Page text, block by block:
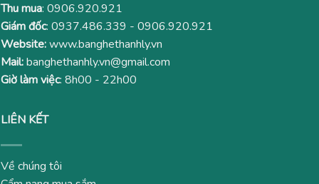
Thu mua: 0906.920.921
Giám đốc: 0937.486.339 - 0906.920.921
Website:www.banghethanhly.vn
Mail:banghethanhly.vn@gmail.com
Giờ làm việc: 8h00 - 22h00
LIÊN KẾT
Về chúng tôi